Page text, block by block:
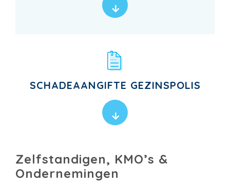
SCHADEAANGIFTE GEZINSPOLIS
Zelfstandigen, KMO’s &
Ondernemingen